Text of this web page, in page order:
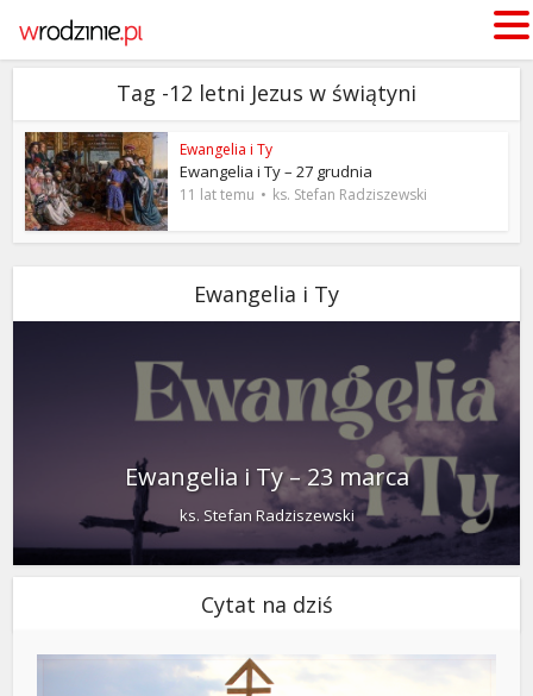
Tag -12 letni Jezus w świątyni
Ewangelia i Ty
Ewangelia i Ty – 27 grudnia
11 lat temu ks. Stefan Radziszewski
Ewangelia i Ty
Ewangelia i Ty – 23 marca
ks. Stefan Radziszewski
Cytat na dziś